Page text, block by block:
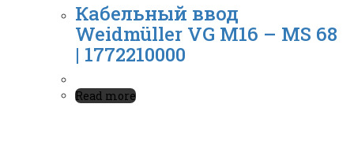
Кабельный ввод
Weidmüller VG M16 – MS 68
| 1772210000
Read more